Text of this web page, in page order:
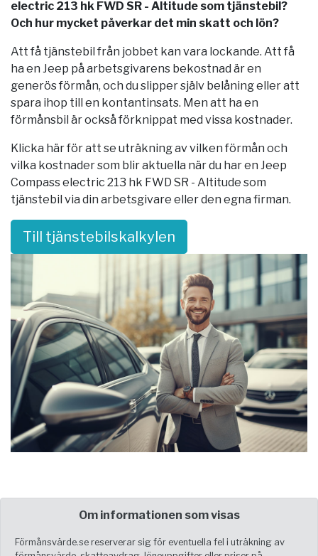
electric 213 hk FWD SR - Altitude som tjänstebil?
Och hur mycket påverkar det min skatt och lön?
Att få tjänstebil från jobbet kan vara lockande. Att få
ha en Jeep på arbetsgivarens bekostnad är en
generös förmån, och du slipper själv belåning eller att
spara ihop till en kontantinsats. Men att ha en
förmånsbil är också förknippat med vissa kostnader.
Klicka här för att se uträkning av vilken förmån och
vilka kostnader som blir aktuella när du har en Jeep
Compass electric 213 hk FWD SR - Altitude som
tjänstebil via din arbetsgivare eller den egna firman.
Till tjänstebilskalkylen
Om informationen som visas
Förmånsvärde.se reserverar sig för eventuella fel i uträkning av